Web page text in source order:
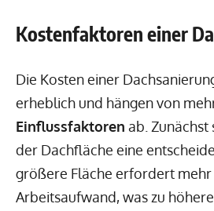
Kostenfaktoren einer
Die Kosten einer
erheblich und hängen von
Einflussfaktoren ab.
der Dachfläche eine
größere Fläche erfordert
Arbeitsaufwand, was zu